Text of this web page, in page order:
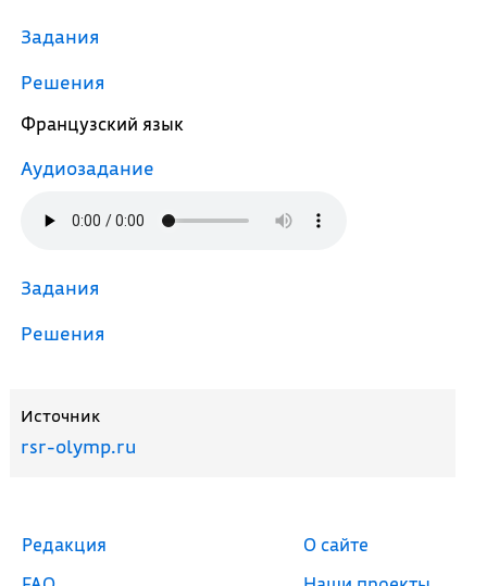
Задания
Решения
Французский язык
Аудиозадание
Задания
Решения
Источник
rsr-olymp.ru
Редакция
О сайте